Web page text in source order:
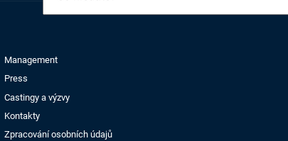
Management
Press
Castingy a výzvy
Kontakty
Zpracování osobních údajů